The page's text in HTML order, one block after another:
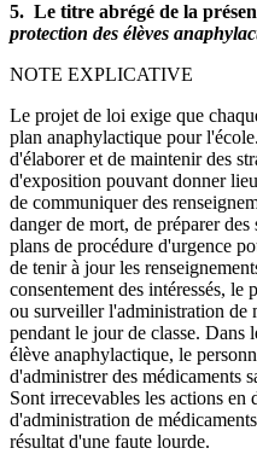
5. Le titre abrégé de la
protection des élèves
NOTE EXPLICATIVE
Le projet de loi exige que
plan anaphylactique pour
d'élaborer et de maintenir des
d'exposition pouvant donner
de communiquer des
danger de mort, de préparer
plans de procédure d'urgence
de tenir à jour les
consentement des intéressés,
ou surveiller l'administration de
pendant le jour de classe. Dans
élève anaphylactique, le
d'administrer des médicaments
Sont irrecevables les actions en
d'administration de
résultat d'une faute lourde.